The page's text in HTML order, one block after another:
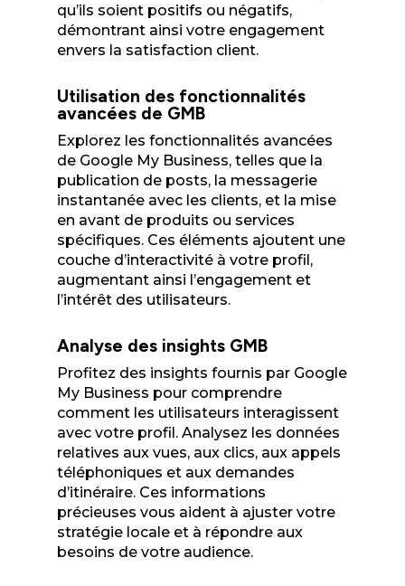
qu’ils soient positifs ou négatifs,
démontrant ainsi votre engagement
envers la satisfaction client.
Utilisation des fonctionnalités
avancées de GMB
Explorez les fonctionnalités avancées
de Google My Business, telles que la
publication de posts, la messagerie
instantanée avec les clients, et la mise
en avant de produits ou services
spécifiques. Ces éléments ajoutent une
couche d’interactivité à votre profil,
augmentant ainsi l’engagement et
l’intérêt des utilisateurs.
Analyse des insights GMB
Profitez des insights fournis par Google
My Business pour comprendre
comment les utilisateurs interagissent
avec votre profil. Analysez les données
relatives aux vues, aux clics, aux appels
téléphoniques et aux demandes
d’itinéraire. Ces informations
précieuses vous aident à ajuster votre
stratégie locale et à répondre aux
besoins de votre audience.